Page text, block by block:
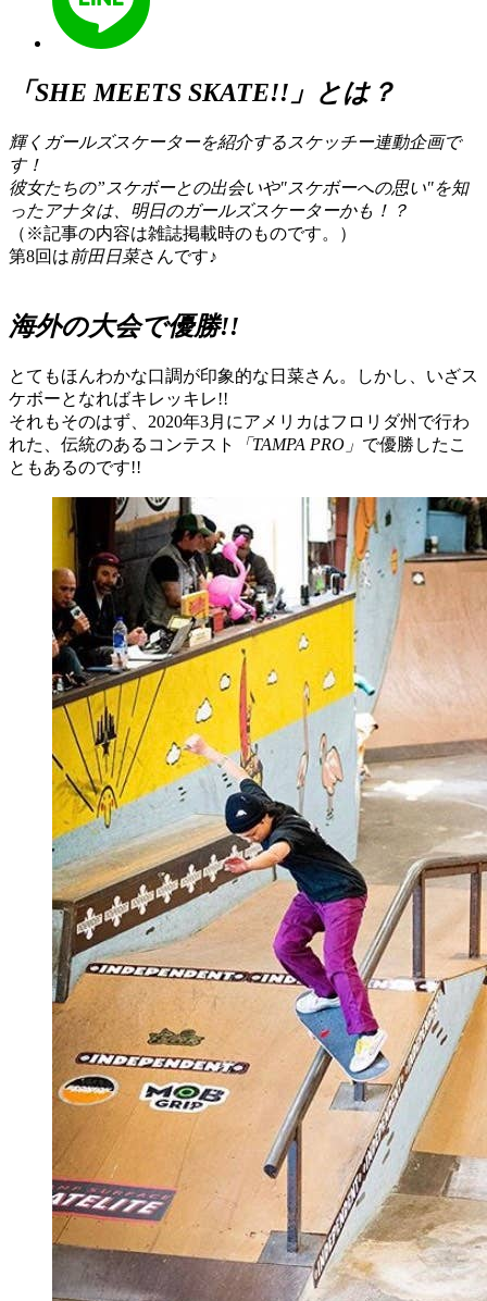
「SHE MEETS SKATE!!」とは？
輝くガールズスケーターを紹介するスケッチー連動企画で
す！
彼女たちの”スケボーとの出会いや"スケボーへの思い"を知
ったアナタは、明日のガールズスケーターかも！？
（※記事の内容は雑誌掲載時のものです。）
第8回は前田日菜さんです♪
海外の大会で優勝!!
とてもほんわかな口調が印象的な日菜さん。しかし、いざス
ケボーとなればキレッキレ!!
それもそのはず、2020年3月にアメリカはフロリダ州で行わ
れた、伝統のあるコンテスト
「TAMPA PRO」 で優勝したこ
ともあるのです!!